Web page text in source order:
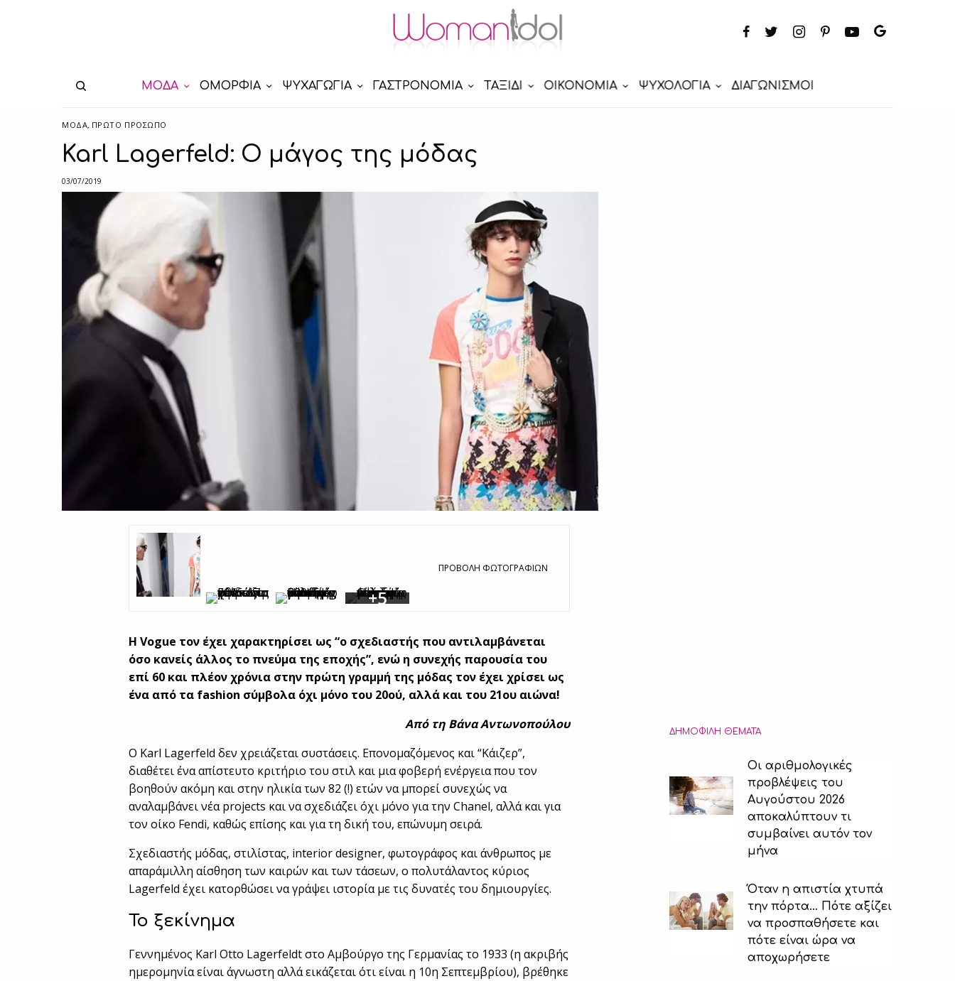
ΜΟΔΑ ΟΜΟΡΦΙΑ ΨΥΧΑΓΩΓΙΑ ΓΑΣΤΡΟΝΟΜΙΑ ΤΑΞΙΔΙ ΟΙΚΟΝΟΜΙΑ ΨΥΧΟΛΟΓΙΑ ΔΙΑΓΩΝΙΣΜΟΙ
ΜΟΔΑ, ΠΡΏΤΟ ΠΡΌΣΩΠΟ
Karl Lagerfeld: Ο μάγος της μόδας
03/07/2019
+5
ΠΡΟΒΟΛΉ ΦΩΤΟΓΡΑΦΙΏΝ
Η Vogue τον έχει χαρακτηρίσει ως “ο σχεδιαστής που αντιλαμβάνεται
όσο κανείς άλλος το πνεύμα της εποχής”, ενώ η συνεχής παρουσία του
επί 60 και πλέον χρόνια στην πρώτη γραμμή της μόδας τον έχει χρίσει ως
ένα από τα fashion σύμβολα όχι μόνο του 20ού, αλλά και του 21ου αιώνα!
Από τη Βάνα Αντωνοπούλου
Ο Karl Lagerfeld δεν χρειάζεται συστάσεις. Επονομαζόμενος και “Κάιζερ”,
διαθέτει ένα απίστευτο κριτήριο του στιλ και μια φοβερή ενέργεια που τον
βοηθούν ακόμη και στην ηλικία των 82 (!) ετών να μπορεί συνεχώς να
αναλαμβάνει νέα projects και να σχεδιάζει όχι μόνο για την Chanel, αλλά και για
τον οίκο Fendi, καθώς επίσης και για τη δική του, επώνυμη σειρά.
Σχεδιαστής μόδας, στιλίστας, interior designer, φωτογράφος και άνθρωπος με
απαράμιλλη αίσθηση των καιρών και των τάσεων, ο πολυτάλαντος κύριος
Lagerfeld έχει κατορθώσει να γράψει ιστορία με τις δυνατές του δημιουργίες.
Το ξεκίνημα
Γεννημένος Karl Otto Lagerfeldt στο Αμβούργο της Γερμανίας το 1933 (η ακριβής
ημερομηνία είναι άγνωστη αλλά εικάζεται ότι είναι η 10η Σεπτεμβρίου), βρέθηκε
ΔΗΜΟΦΙΛΉ ΘΈΜΑΤΑ
Οι αριθμολογικές
προβλέψεις του
Αυγούστου 2026
αποκαλύπτουν τι
συμβαίνει αυτόν τον
μήνα
Όταν η απιστία χτυπά
την πόρτα… Πότε αξίζει
να προσπαθήσετε και
πότε είναι ώρα να
αποχωρήσετε